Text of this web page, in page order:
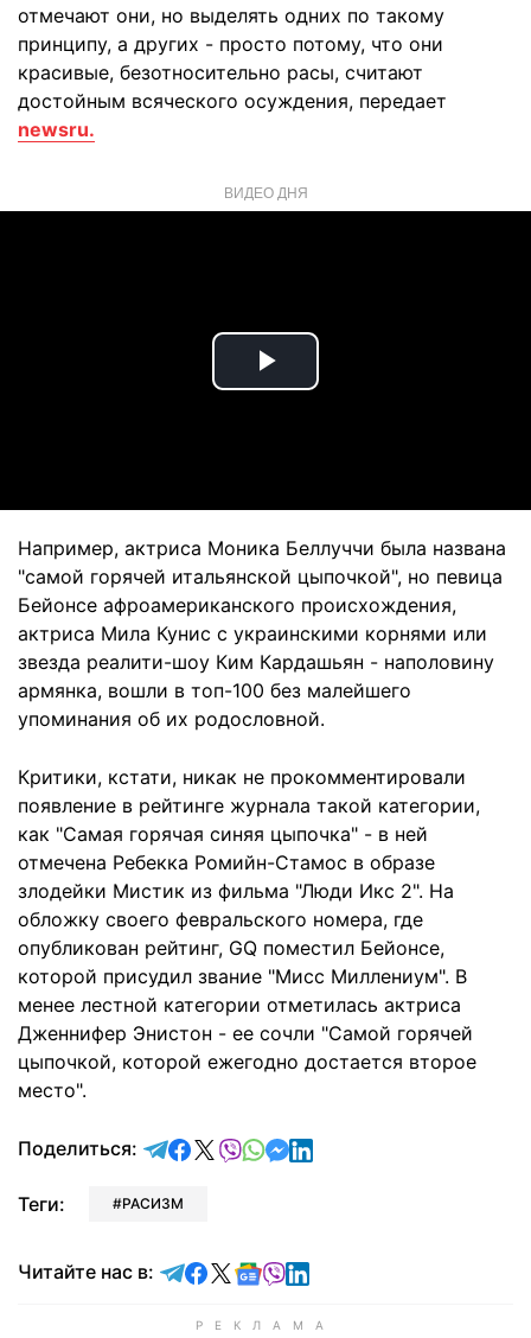
отмечают они, но выделять одних по такому
принципу, а других - просто потому, что они
красивые, безотносительно расы, считают
достойным всяческого осуждения, передает
newsru.
ВИДЕО ДНЯ
Play
Например, актриса Моника Беллуччи была названа
"самой горячей итальянской цыпочкой", но певица
Бейонсе афроамериканского происхождения,
актриса Мила Кунис с украинскими корнями или
звезда реалити-шоу Ким Кардашьян - наполовину
армянка, вошли в топ-100 без малейшего
упоминания об их родословной.
Критики, кстати, никак не прокомментировали
появление в рейтинге журнала такой категории,
как "Самая горячая синяя цыпочка" - в ней
отмечена Ребекка Ромийн-Стамос в образе
злодейки Мистик из фильма "Люди Икс 2". На
обложку своего февральского номера, где
опубликован рейтинг, GQ поместил Бейонсе,
которой присудил звание "Мисс Миллениум". В
менее лестной категории отметилась актриса
Дженнифер Энистон - ее сочли "Самой горячей
цыпочкой, которой ежегодно достается второе
место".
Поделиться: отправить в Telegram
поделиться в Facebook
поделиться в X
отправить в Viber
отправить в Whatsapp
отправить в Messenger
отправить в LinkedIn
Теги: РАСИЗМ
Читайте нас в: Читайте в Telegram
Читайте в Facebook
Читайте в X
Читайте в Google news
Читайте в Viber
Читайте в LinkedIn